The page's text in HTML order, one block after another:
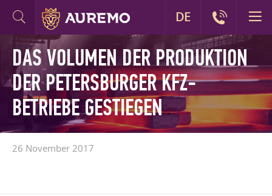
DAS VOLUMEN DER PRODUKTION
DER PETERSBURGER KFZ-
BETRIEBE GESTIEGEN
26 November 2017
DE